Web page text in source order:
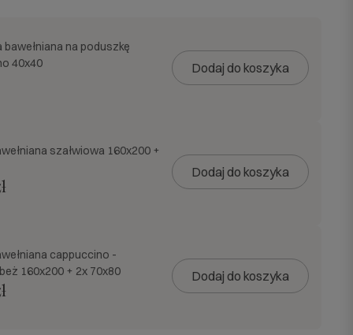
na poduszkę
40x40
Dodaj do koszyka
szałwiowa 160x200 +
Dodaj do koszyka
cappuccino -
160x200 + 2x 70x80
Dodaj do koszyka